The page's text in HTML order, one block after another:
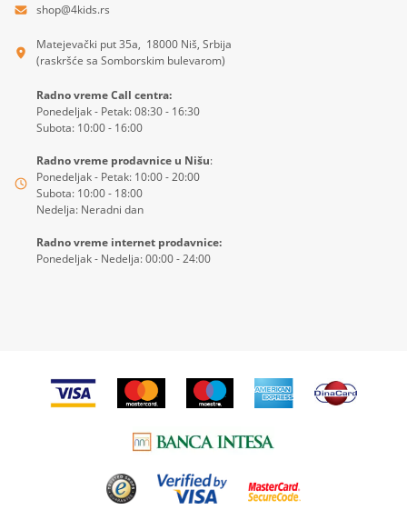
shop@4kids.rs
Matejevački put 35a, 18000 Niš, Srbija
(raskršće sa Somborskim bulevarom)
Radno vreme Call centra:
Ponedeljak - Petak: 08:30 - 16:30
Subota: 10:00 - 16:00
Radno vreme prodavnice u Nišu:
Ponedeljak - Petak: 10:00 - 20:00
Subota: 10:00 - 18:00
Nedelja: Neradni dan
Radno vreme internet prodavnice:
Ponedeljak - Nedelja: 00:00 - 24:00